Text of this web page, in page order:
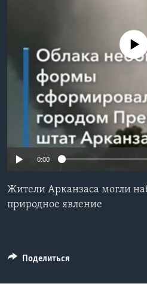
СОЦИАЛЬНЫЕ СЕТИ
Языки
No media source
0:00
Жители Арканзаса могли
природное явление
Поделиться